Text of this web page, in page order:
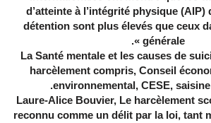
d’atteinte à l’intégrité physique (AIP)
détention sont plus élevés que ceux
générale ».
11)- La Santé mentale et les causes de
harcèlement compris, Conseil
environnemental, CESE, saisine
12)-Laure-Alice Bouvier, Le harcèlement
reconnu comme un délit par la loi, tant